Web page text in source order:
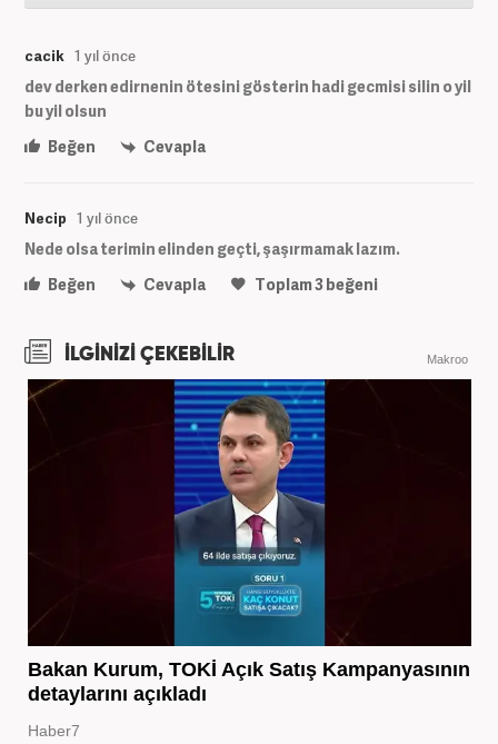
cacik 1 yıl önce
dev derken edirnenin ötesini gösterin hadi gecmisi silin o yil
bu yil olsun
Beğen
Cevapla
Necip 1 yıl önce
Nede olsa terimin elinden geçti, şaşırmamak lazım.
Beğen
Cevapla Toplam3beğeni
İLGİNİZİ ÇEKEBİLİR Makroo
Bakan Kurum, TOKİ Açık Satış Kampanyasının
detaylarını açıkladı
Haber7